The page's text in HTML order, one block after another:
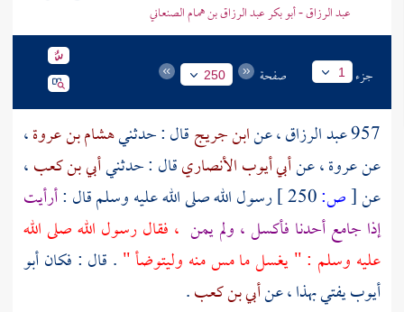
عبد الرزاق - أبو بكر عبد الرزاق بن همام الصنعاني
جزء 1 صفحة 250
957عبد الرزاق، عنابن جريجقال : حدثنيهشام بن عروة،
عنعروة، عنأبي أيوب الأنصاريقال : حدثنيأبي بن كعب،
عن[ص: رسول الله صلى الله عليه وسلم قال :أرأيت
إذا جامع أحدنا فأكسل ، ولم يمن ، فقال رسول الله صلى الله
عليه وسلم : " يغسل ما مس منه وليتوضأ " . قال : فكانأبو
أيوبيفتي بهذا ، عنأبي بن كعب.